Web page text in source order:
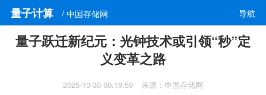
量子计算 / 中国存储网 导航
量子跃迁新纪元：光钟技术或引领“秒”定
义变革之路
2025-10-30 00:19:59 来源：中国存储网